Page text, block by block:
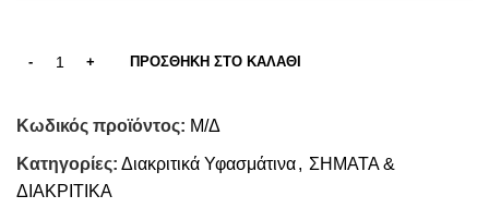
ΠΡΟΣΘΉΚΗ ΣΤΟ ΚΑΛΆΘΙ
Κωδικός προϊόντος: Μ/Δ
Κατηγορίες: Διακριτικά Υφασμάτινα, ΣΗΜΑΤΑ &
ΔΙΑΚΡΙΤΙΚΑ